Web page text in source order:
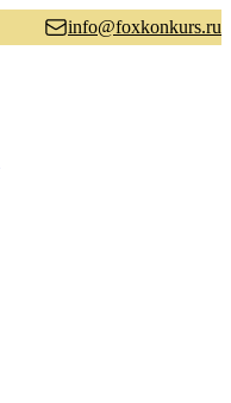
info@foxkonkurs.ru